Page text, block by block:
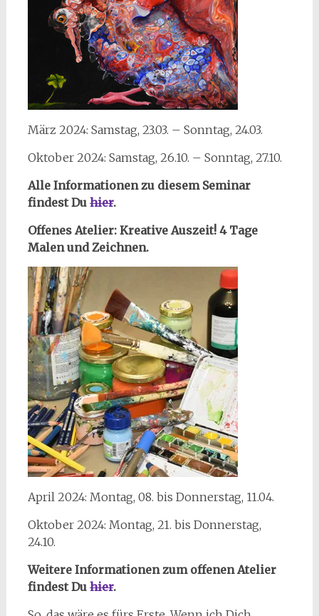
März 2024: Samstag, 23.03. – Sonntag, 24.03.
Oktober 2024: Samstag, 26.10. – Sonntag, 27.10.
Alle Informationen zu diesem Seminar
findest Du hier.
Offenes Atelier: Kreative Auszeit! 4 Tage
Malen und Zeichnen.
April 2024: Montag, 08. bis Donnerstag, 11.04.
Oktober 2024: Montag, 21. bis Donnerstag,
24.10.
Weitere Informationen zum offenen Atelier
findest Du hier.